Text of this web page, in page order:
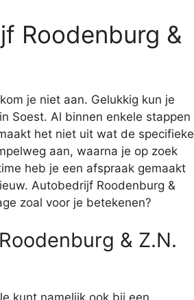
Roodenburg &
je niet aan. Gelukkig kun je
Soest. Al binnen enkele stappen
het niet uit wat de specifieke
aan, waarna je op zoek
heb je een afspraak gemaakt
Autobedrijf Roodenburg &
zoal voor je betekenen?
& Z.N.